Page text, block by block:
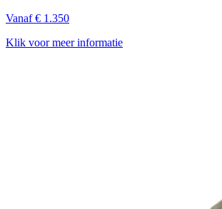
Vanaf € 1.350
Klik voor meer informatie